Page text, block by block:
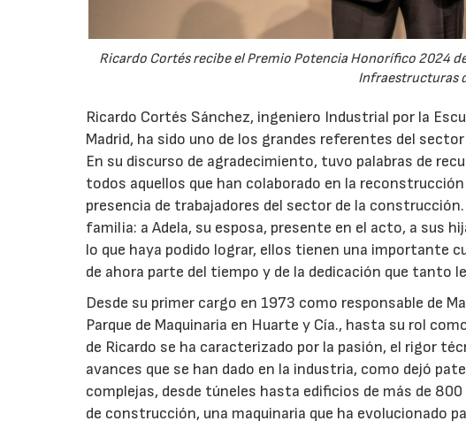
Ricardo Cortés recibe el Premio Potencia Honorífico 2024
Infraestructuras
Ricardo Cortés Sánchez, ingeniero Industrial por la
Madrid, ha sido uno de los grandes referentes del
En su discurso de agradecimiento, tuvo palabras de
todos aquellos que han colaborado en la
presencia de trabajadores del sector de la
familia: a Adela, su esposa, presente en el acto, a sus
lo que haya podido lograr, ellos tienen una importante
de ahora parte del tiempo y de la dedicación que tanto
Desde su primer cargo en 1973 como responsable de
Parque de Maquinaria en Huarte y Cía., hasta su rol
de Ricardo se ha caracterizado por la pasión, el rigor
avances que se han dado en la industria, como dejó
complejas, desde túneles hasta edificios de más de
de construcción, una maquinaria que ha evolucionado